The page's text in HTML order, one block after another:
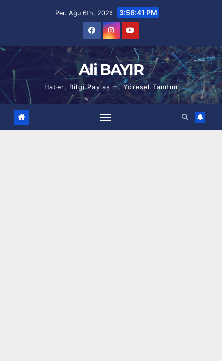
Per. Ağu 6th, 2026 3:56:42 PM
Ali BAYIR
Haber, Bilgi Paylaşım, Yöresel Tanıtım